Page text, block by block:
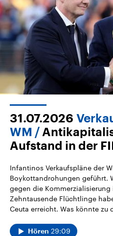
31.07.2026
WM
Aufstand in der
Infantinos Verkaufspläne der
Boykottandrohungen geführt.
gegen die Kommerzialisierung
Zehntausende Flüchtlinge
Ceuta erreicht. Was könnte zu
Hören 29:09